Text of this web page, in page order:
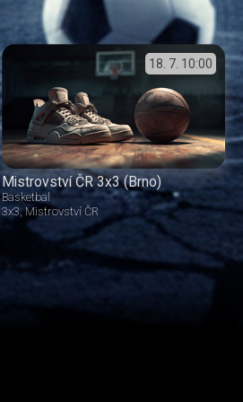
18. 7. 10:00
Mistrovství ČR 3x3 (Brno)
Basketbal
3x3 Mistrovství ČR